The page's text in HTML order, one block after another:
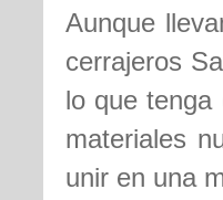
Aunque
cerrajeros
lo que
materiales
unir en una